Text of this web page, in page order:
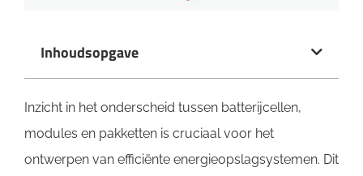
Inhoudsopgave
Inzicht in het onderscheid tussen batterijcellen,
modules en pakketten is cruciaal voor het
ontwerpen van efficiënte energieopslagsystemen. Dit